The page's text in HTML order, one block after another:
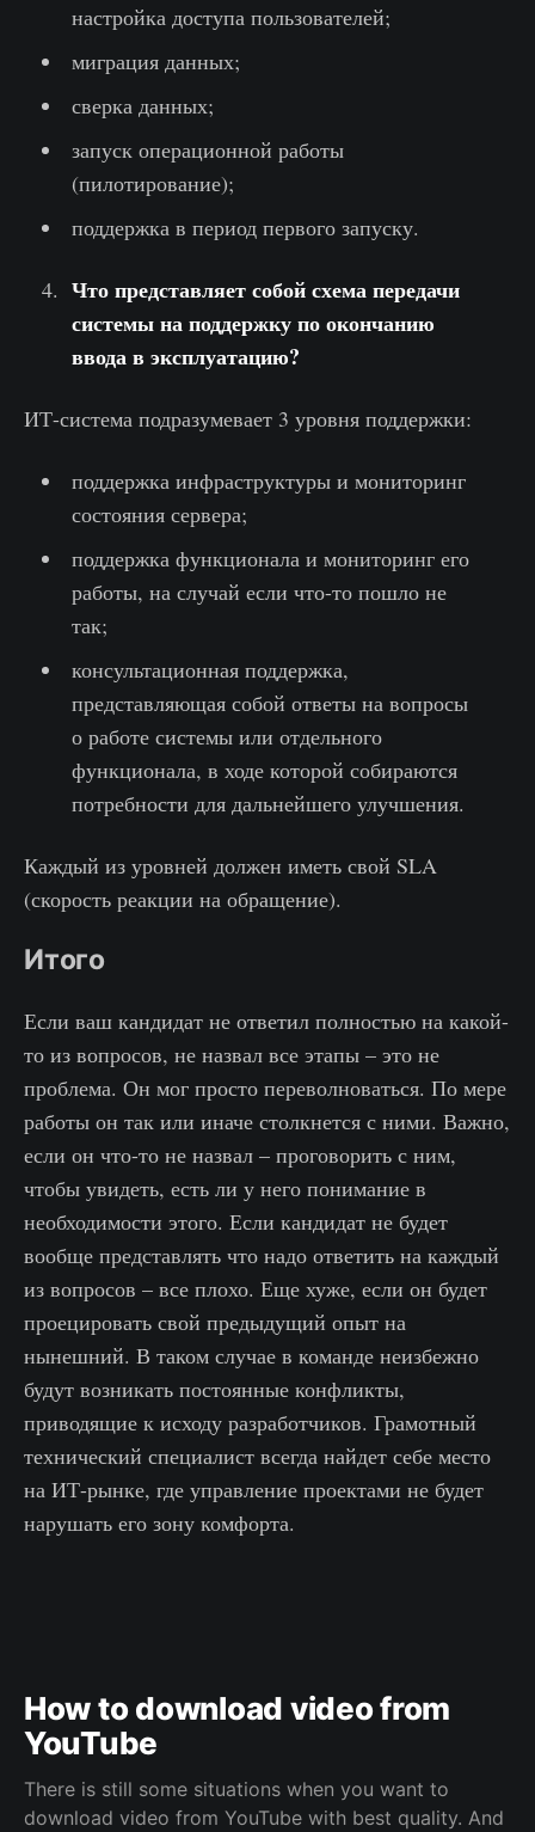
настройка доступа пользователей;
миграция данных;
сверка данных;
запуск операционной работы
(пилотирование);
поддержка в период первого запуску.
Что представляет собой схема передачи
системы на поддержку по окончанию
ввода в эксплуатацию?
ИТ-система подразумевает 3 уровня поддержки:
поддержка инфраструктуры и мониторинг
состояния сервера;
поддержка функционала и мониторинг его
работы, на случай если что-то пошло не
так;
консультационная поддержка,
представляющая собой ответы на вопросы
о работе системы или отдельного
функционала, в ходе которой собираются
потребности для дальнейшего улучшения.
Каждый из уровней должен иметь свой SLA
(скорость реакции на обращение).
Итого
Если ваш кандидат не ответил полностью на какой-
то из вопросов, не назвал все этапы – это не
проблема. Он мог просто переволноваться. По мере
работы он так или иначе столкнется с ними. Важно,
если он что-то не назвал – проговорить с ним,
чтобы увидеть, есть ли у него понимание в
необходимости этого. Если кандидат не будет
вообще представлять что надо ответить на каждый
из вопросов – все плохо. Еще хуже, если он будет
проецировать свой предыдущий опыт на
нынешний. В таком случае в команде неизбежно
будут возникать постоянные конфликты,
приводящие к исходу разработчиков. Грамотный
технический специалист всегда найдет себе место
на ИТ-рынке, где управление проектами не будет
нарушать его зону комфорта.
How to download video from
YouTube
There is still some situations when you want to
download video from YouTube with best quality. And